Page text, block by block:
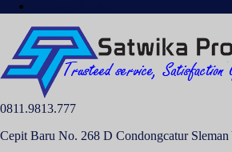
0811.9813.777
Cepit Baru No. 268 D Condongcatur Sleman